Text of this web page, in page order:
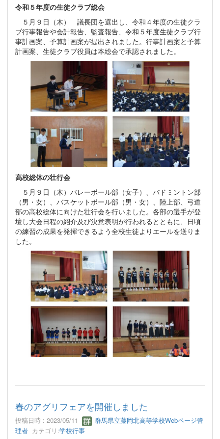
令和５年度の生徒クラブ総会
５月９日（木） 議長団を選出し、令和４年度の生徒クラ
ブ行事報告や会計報告、監査報告、令和５年度生徒クラブ行
事計画案、予算計画案が提出されました。行事計画案と予算
計画案、生徒クラブ役員は本総会で承認されました。
高校総体の壮行会
５月９日（木）バレーボール部（女子）、バドミントン部
（男・女）、バスケットボール部（男・女）、陸上部、弓道
部の高校総体に向けた壮行会を行いました。各部の選手が登
壇し大会日程の紹介及び決意表明が行われるとともに、日頃
の練習の成果を発揮できるよう全校生徒よりエールを送りま
した。
春のアグリフェアを開催しました
投稿日時 : 2023/05/11
群馬県立藤岡北高等学校Webページ管
理者 カテゴリ:学校行事